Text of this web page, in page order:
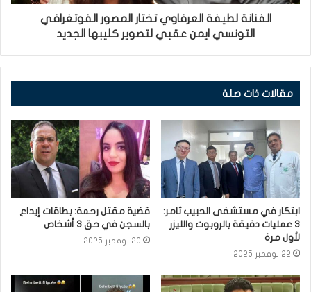
الفنانة لطيفة العرفاوي تختار المصور الفوتغرافي
التونسي ايمن عقبي لتصوير كليبها الجديد
مقالات ذات صلة
ابتكار في مستشفى الحبيب ثامر:
3 عمليات دقيقة بالروبوت والليزر
لأول مرة
22 نوفمبر 2025
قضية مقتل رحمة: بطاقات إيداع
بالسجن في حق 3 أشخاص
20 نوفمبر 2025